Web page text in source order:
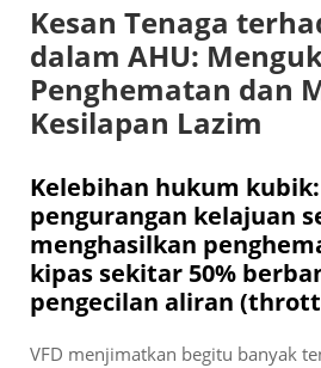
Kesan Tenaga
dalam AHU:
Penghematan dan
Kesilapan Lazim
Kelebihan hukum
pengurangan kelajuan
menghasilkan
kipas sekitar 50%
pengecilan aliran
VFD menjimatkan begitu banyak